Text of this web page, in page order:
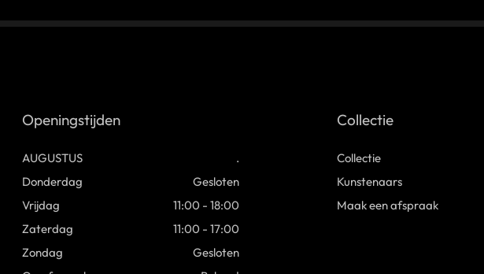
Openingstijden
AUGUSTUS
.
Donderdag
Gesloten
Vrijdag
11:00 - 18:00
Zaterdag
11:00 - 17:00
Zondag
Gesloten
Collectie
Collectie
Kunstenaars
Maak een afspraak